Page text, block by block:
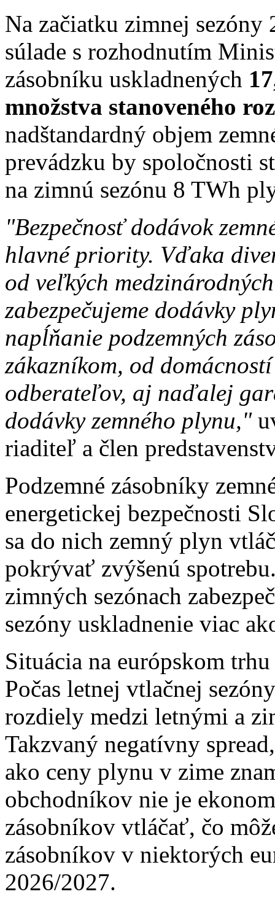
Na začiatku zimnej sezóny
súlade s rozhodnutím
zásobníku uskladnených
množstva stanoveného
nadštandardný objem
prevádzku by spoločnosti
na zimnú sezónu 8 TWh
"Bezpečnosť dodávok
hlavné priority. Vďaka
od veľkých
zabezpečujeme dodávky
napĺňanie podzemných
zákazníkom, od
odberateľov, aj naďalej
dodávky zemného plynu,"
riaditeľ a člen
Podzemné zásobníky
energetickej bezpečnosti
sa do nich zemný plyn
pokrývať zvýšenú
zimných sezónach
sezóny uskladnenie viac
Situácia na európskom
Počas letnej vtlačnej
rozdiely medzi letnými a
Takzvaný negatívny
ako ceny plynu v zime
obchodníkov nie je
zásobníkov vtláčať, čo
zásobníkov v niektorých
2026/2027.